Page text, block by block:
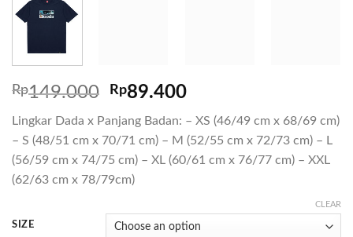
Rp149.000 Rp89.400
Lingkar Dada x Panjang Badan: – XS (46/49 cm x 68/69 cm)
– S (48/51 cm x 70/71 cm) – M (52/55 cm x 72/73 cm) – L
(56/59 cm x 74/75 cm) – XL (60/61 cm x 76/77 cm) – XXL
(62/63 cm x 78/79cm)
SIZE
CLEAR